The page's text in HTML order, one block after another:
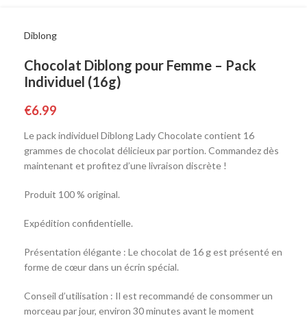
Diblong
Chocolat Diblong pour Femme – Pack
Individuel (16g)
€6.99
Le pack individuel Diblong Lady Chocolate contient 16
grammes de chocolat délicieux par portion. Commandez dès
maintenant et profitez d’une livraison discrète !
Produit 100 % original.
Expédition confidentielle.
Présentation élégante : Le chocolat de 16 g est présenté en
forme de cœur dans un écrin spécial.
Conseil d’utilisation : Il est recommandé de consommer un
morceau par jour, environ 30 minutes avant le moment